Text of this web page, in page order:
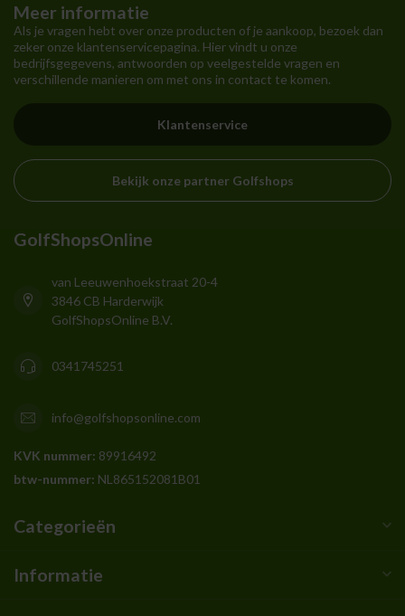
Meer informatie
Als je vragen hebt over onze producten of je aankoop, bezoek dan
zeker onze klantenservicepagina. Hier vindt u onze
bedrijfsgegevens, antwoorden op veelgestelde vragen en
verschillende manieren om met ons in contact te komen.
Klantenservice
Bekijk onze partner Golfshops
GolfShopsOnline
van Leeuwenhoekstraat 20-4
3846 CB Harderwijk
GolfShopsOnline B.V.
0341745251
info@golfshopsonline.com
KVK nummer: 89916492
btw-nummer: NL865152081B01
Categorieën
Informatie